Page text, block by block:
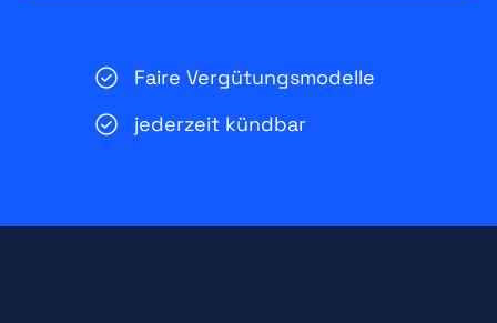
Faire Vergütungsmodelle
jederzeit kündbar